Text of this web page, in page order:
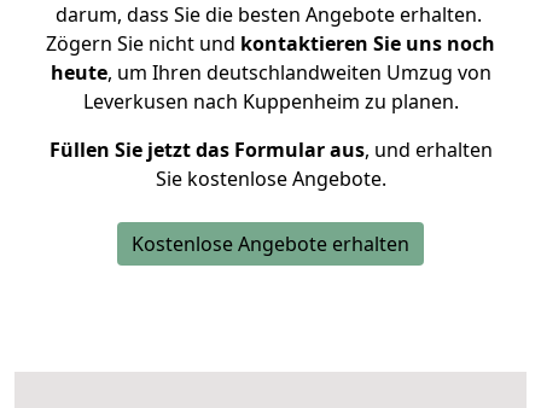
darum, dass Sie die besten Angebote erhalten.
Zögern Sie nicht und kontaktieren Sie uns noch
heute, um Ihren deutschlandweiten Umzug von
Leverkusen nach Kuppenheim zu planen.
Füllen Sie jetzt das Formular aus, und erhalten
Sie kostenlose Angebote.
Kostenlose Angebote erhalten